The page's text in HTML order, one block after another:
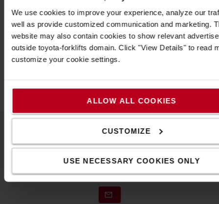
We use cookies to improve your experience, analyze our
well as provide customized communication and marketing.
website may also contain cookies to show relevant
outside toyota-forklifts domain. Click "View Details" to read
customize your cookie settings.
ALLOW ALL COOKIES
CUSTOMIZE
USE NECESSARY COOKIES ONLY
σας με τις απαιτούμενες φιάλες αερίου. Είναι ιδιαίτερα
ανθεκτικός.
Προδιαγραφές
Βάρος:300 γρ.
Επικοινωνήστε μαζί μας